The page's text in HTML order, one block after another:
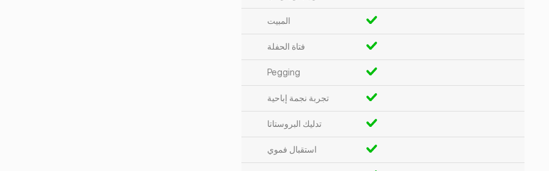
المبيت
فتاة الحفلة
Pegging
تجربة نجمة إباحية
تدليك البروستاتا
استقبال فموي